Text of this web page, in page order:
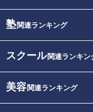
塾関連ランキング
スクール関連ランキン
美容関連ランキング